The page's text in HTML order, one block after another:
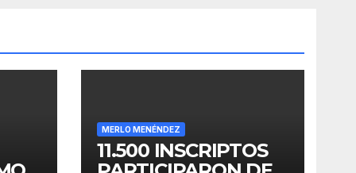
MERLO MENÉNDEZ
11.500 INSCRIPTOS